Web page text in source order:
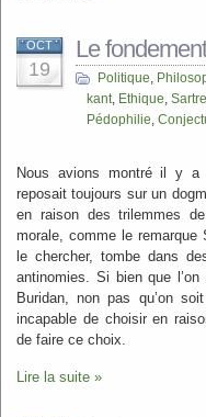
OCT
19
Le
Politique,
kant, Ethique, Sartre
Pédophilie,
Nous avions montré il y a
reposait toujours sur un
en raison des trilemmes
morale, comme le remarque
le chercher, tombe dans
antinomies. Si bien que
Buridan, non pas qu’on
incapable de choisir en
de faire ce choix.
Lire la suite »